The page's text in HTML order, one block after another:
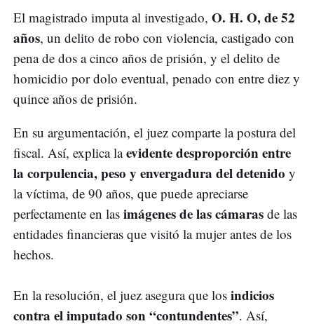
El magistrado imputa al investigado, O. H. O, de 52
años, un delito de robo con violencia, castigado con
pena de dos a cinco años de prisión, y el delito de
homicidio por dolo eventual, penado con entre diez y
quince años de prisión.
En su argumentación, el juez comparte la postura del
fiscal. Así, explica laevidente desproporción entre
la corpulencia, peso y envergadura del detenido y
la víctima, de 90 años, que puede apreciarse
perfectamente en las imágenes de las cámaras de las
entidades financieras que visitó la mujer antes de los
hechos.
En la resolución, el juez asegura que los indicios
contra el imputado son “contundentes”. Así,